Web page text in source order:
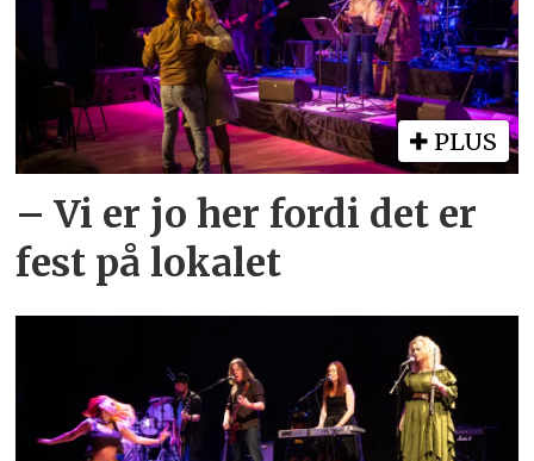
PLUS
– Vi er jo her fordi det er
fest på lokalet